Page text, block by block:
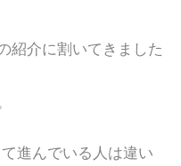
紹介に割いてきました
進んでいる人は違い